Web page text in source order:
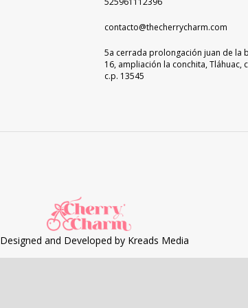
contacto@thecherrycharm.com
5a cerrada prolongación juan de la
16, ampliación la conchita, Tláhuac,
c.p. 13545
Designed and Developed by Kreads Media